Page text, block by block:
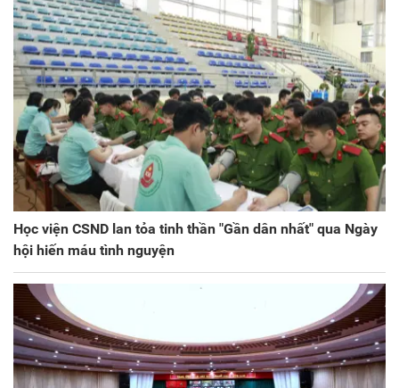
Học viện CSND lan tỏa tinh thần "Gần dân nhất" qua Ngày
hội hiến máu tình nguyện